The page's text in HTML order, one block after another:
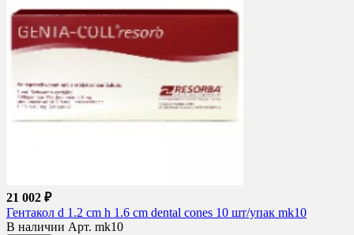
21 002 ₽
Гентакол d 1.2 cm h 1.6 cm dental cones 10 шт/упак mk10
В наличии Арт. mk10